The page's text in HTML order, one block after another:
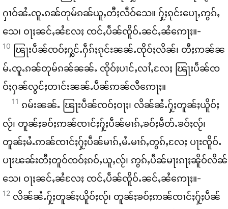
ႁၢဝ်​ၼႆႉ​ၸူႉ​ၵၼ်​တုမ်​ၵၼ်​ယူႇ​တီႈ​လဵဝ်​သေ။ ႁႂ်ႈ​ၵုင်း​ပေႃႇ​ဢွၵ်ႇ​
သေ၊ ဝႃႈ​ၼင်ႇ​ၼႆ​လႄႈ ၸင်ႇ​ပဵၼ်​ၸိူဝ်ႉ​ၼင်ႇ​ၼႆ​ဢေႃႈ။-
10
ၽြႃး​ပဵၼ်​ၸဝ်ႈ​ႁွင်ႉ​ႁဵၵ်ႈ​ၵုင်း​ၼၼ်ႉ​ၸိုဝ်ႈ​လိၼ်၊ တီႈ​ဢၼ်​ၼ
မ်ႉ​ၸူႉ​ၵၼ်​တုမ်​ၵၼ်​ၼၼ်ႉ ၸိုဝ်ႈ​ပၢင်ႇ​လၢႆႇ​လႄႈ ၽြႃး​ပဵၼ်​ၸ
ဝ်ႈ​ႁၼ်​လွင်ႈ​တၢင်း​ၼၼ်ႉ​ပဵၼ်​ဢၼ်​လီ​ဢေႃႈ။
11 ၵမ်း​ၼၼ်ႉ ၽြႃး​ပဵၼ်​ၸဝ်ႈ​ဝႃႈ၊ လိၼ်​ၼႆႉ​ႁႂ်ႈ​တူၼ်ႈ​ယိူဝ်ႈ​
လႂ်၊ တူၼ်ႈ​ၶဝ်ႈ​ဢၼ်​ၸၢင်ႈ​ႁႂ်ႈ​ပဵၼ်​မၢၵ်ႇ​ၶဝ်ႈ​မဵတ်ႉ​ၶဝ်ႈ​လႂ်၊
တူၼ်ႈ​မႆႉ​ဢၼ်​ၸၢင်ႈ​ႁႂ်ႈ​ပဵၼ်​မၢၵ်ႇ​မႆႉ​မၢၵ်ႇ​တွၵ်ႇ​လႄႈ ပႃး​ၸိူဝ်ႉ​
ပႃး​ၽၼ်း​တီႈ​တူဝ်​ၸဝ်ႈ​ၵဝ်ႇ​ယူႇ​လႂ်၊ ဢွၵ်ႇ​ပဵၼ်​မႃး​ၵႃႈ​ၼိူဝ်​လိၼ်​
သေ၊ ဝႃႈ​ၼင်ႇ​ၼႆ​လႄႈ ၸင်ႇ​ပဵၼ်​ၸိူဝ်ႉ​ၼင်ႇ​ၼႆ​ဢေႃႈ။-
12 လိၼ်​ၼႆႉ​ႁႂ်ႈ​တူၼ်ႈ​ယိူဝ်ႈ​လႂ်၊ တူၼ်ႈ​ၶဝ်ႈ​ဢၼ်​ၸၢင်ႈ​ႁႂ်ႈ​ပဵၼ်​